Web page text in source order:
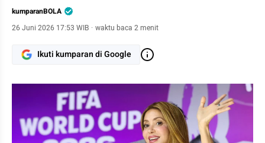
kumparanBOLA
26 Juni 2026 17:53 WIB · waktu baca 2 menit
Ikuti kumparan di Google